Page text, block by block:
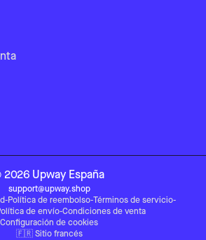
2026 Upway España
support@upway.shop
-Política de reembolso-Términos de servicio-
de envío-Condiciones de venta
Configuración de cookies
🇫🇷 Sitio francés